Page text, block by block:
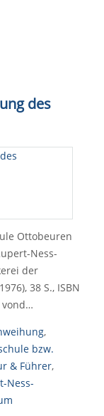
des
Ottobeuren
Ness-
der
38 S., ISBN
vond…
,
bzw.
& Führer,
Ness-